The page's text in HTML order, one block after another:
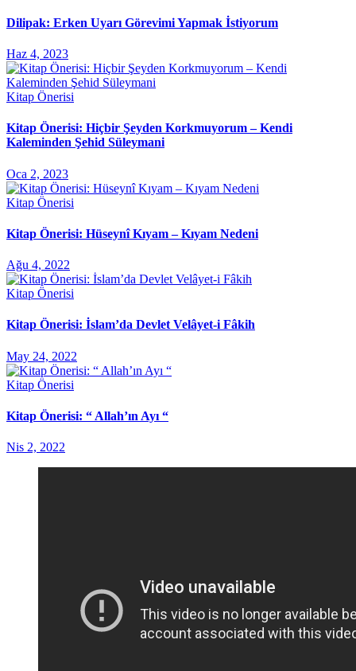
Dilipak: Erken Uyarı Görevimi Yapmak İstiyorum
Haz 4, 2023
Kitap Önerisi
Kitap Önerisi: Hiçbir Şeyden Korkmuyorum – Kendi
Kaleminden Şehid Süleymani
Oca 2, 2023
Kitap Önerisi
Kitap Önerisi: Hüseynî Kıyam – Kıyam Nedeni
Ağu 4, 2022
Kitap Önerisi
Kitap Önerisi: İslam’da Devlet Velâyet-i Fâkih
May 24, 2022
Kitap Önerisi
Kitap Önerisi: “ Allah’ın Ayı “
Nis 2, 2022